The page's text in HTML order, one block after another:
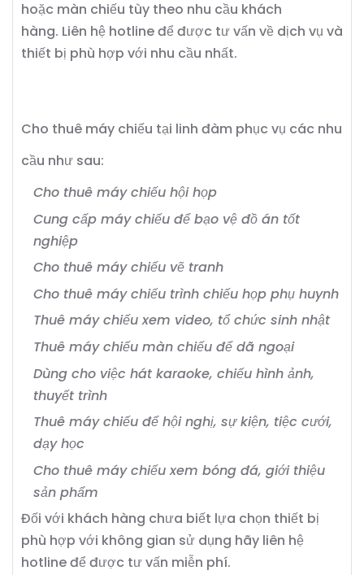
hoặc màn chiếu tùy theo nhu cầu khách
hàng. Liên hệ hotline để được tư vấn về dịch vụ và
thiết bị phù hợp với nhu cầu nhất.
Cho thuê máy chiếu tại linh đàm phục vụ các nhu
cầu như sau:
Cho thuê máy chiếu hội họp
Cung cấp máy chiếu để bạo vệ đồ án tốt
nghiệp
Cho thuê máy chiếu vẽ tranh
Cho thuê máy chiếu trình chiếu họp phụ huynh
Thuê máy chiếu xem video, tổ chức sinh nhật
Thuê máy chiếu màn chiếu để dã ngoại
Dùng cho việc hát karaoke, chiếu hình ảnh,
thuyết trình
Thuê máy chiếu để hội nghị, sự kiện, tiệc cưới,
dạy học
Cho thuê máy chiếu xem bóng đá, giới thiệu
sản phẩm
Đối với khách hàng chưa biết lựa chọn thiết bị
phù hợp với không gian sử dụng hãy liên hệ
hotline để được tư vấn miễn phí.